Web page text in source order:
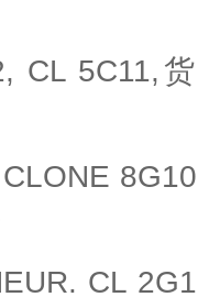
CL 5C11,
CL